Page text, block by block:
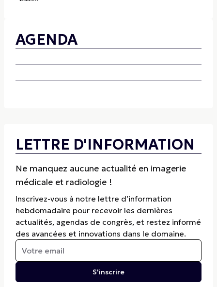
AGENDA
LETTRE D'INFORMATION
Ne manquez aucune actualité en imagerie
médicale et radiologie !
Inscrivez-vous à notre lettre d’information
hebdomadaire pour recevoir les dernières
actualités, agendas de congrès, et restez informé
des avancées et innovations dans le domaine.
S'inscrire